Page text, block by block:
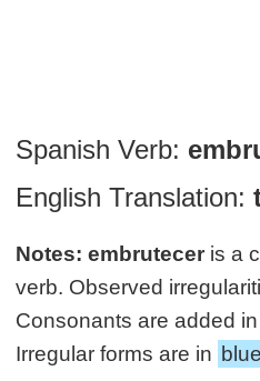
Spanish Verb:
English Translation:
Notes: embrutecer is a
verb. Observed
Consonants are added
Irregular forms are in blue